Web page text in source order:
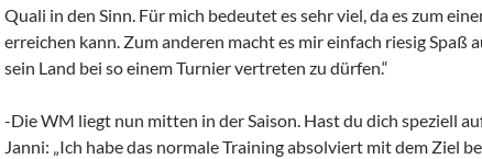
Quali in den Sinn. Für mich bedeutet es sehr viel, da es zum
erreichen kann. Zum anderen macht es mir einfach riesig
sein Land bei so einem Turnier vertreten zu dürfen.“
-Die WM liegt nun mitten in der Saison. Hast du dich speziell
Janni: „Ich habe das normale Training absolviert mit dem Ziel